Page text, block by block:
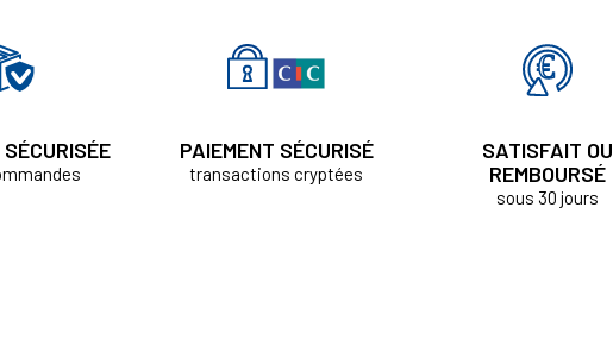
PAIEMENT SÉCURISÉ
transactions cryptées
SATISFAIT OU
REMBOURSÉ
sous 30 jours